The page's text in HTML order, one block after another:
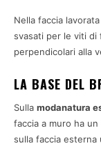
Nella faccia
svasati per le viti di
perpendicolari alla
LA BASE DEL
Sulla modanatura
faccia a muro ha un
sulla faccia esterna